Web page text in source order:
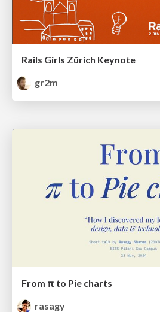
Rails Girls Zürich Keynote
gr2m
From π to Pie charts
rasagy